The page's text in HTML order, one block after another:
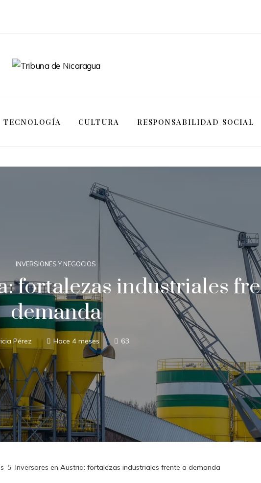
TECNOLOGÍA CULTURA RESPONSABILIDAD SOCIAL
INVERSIONES Y NEGOCIOS
fortalezas industriales
demanda
Pérez Hace 4 meses 63
Inversores en Austria: fortalezas industriales frente a demanda